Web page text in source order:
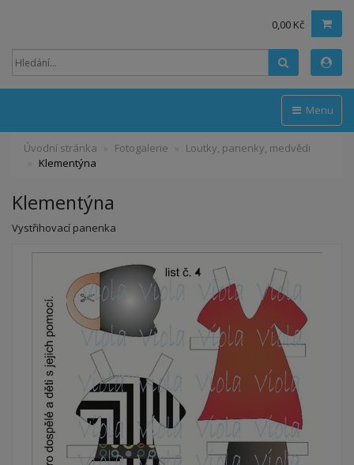
0,00 Kč
Menu
Úvodní stránka Fotogalerie
Loutky, panenky, medvědi
Klementýna
Klementýna
Vystřihovací panenka